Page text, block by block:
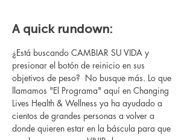
A quick rundown:
¿Está buscando CAMBIAR SU VIDA y
presionar el botón de reinicio en sus
objetivos de peso?  No busque más. Lo que
llamamos "El Programa" aquí en Changing
Lives Health & Wellness ya ha ayudado a
cientos de grandes personas a volver a
donde quieren estar en la báscula para que